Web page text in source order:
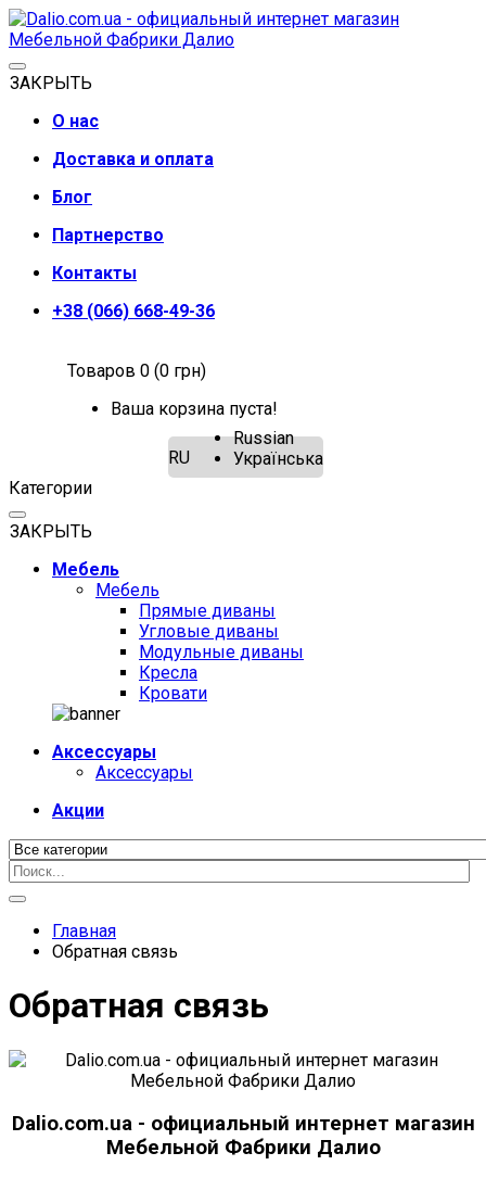
ЗАКРЫТЬ
О нас
Доставка и оплата
Блог
Партнерство
Контакты
+38 (066) 668-49-36
Товаров 0 (0 грн)
Ваша корзина пуста!
RU
Russian
Українська
Категории
ЗАКРЫТЬ
Мебель
Мебель
Прямые диваны
Угловые диваны
Модульные диваны
Кресла
Кровати
Аксессуары
Аксессуары
Акции
Главная
Обратная связь
Обратная связь
Dalio.com.ua - официальный интернет магазин
Мебельной Фабрики Далио